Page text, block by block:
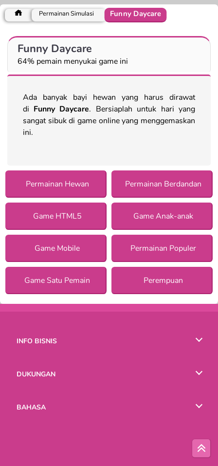
Permainan Simulasi Funny Daycare
Funny Daycare
64% pemain menyukai game ini
Ada banyak bayi hewan yang harus dirawat
di Funny Daycare. Bersiaplah untuk hari yang
sangat sibuk di game online yang menggemaskan
ini.
Permainan Hewan Permainan Berdandan
Game HTML5 Game Anak-anak
Game Mobile Permainan Populer
Game Satu Pemain Perempuan
INFO BISNIS
DUKUNGAN
BAHASA